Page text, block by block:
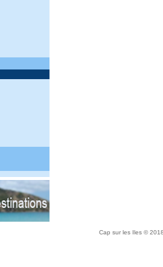
Cap sur les Iles ©